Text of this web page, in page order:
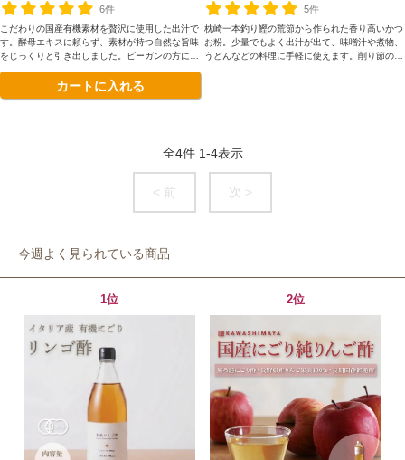
6件
こだわりの国産有機素材を贅沢に使用した出汁で
す。酵母エキスに頼らず、素材が持つ自然な旨味
をじっくりと引き出しました。ビーガンの方にも
おすすめ。毎日の食卓をやさしく支える、体に嬉
しい一品です。
カートに入れる
5件
枕崎一本釣り鰹の荒節から作られた香り高いかつ
お粉。少量でもよく出汁が出て、味噌汁や煮物、
うどんなどの料理に手軽に使えます。削り節の旨
全4件 1-4表示
< 前 次 >
今週よく見られている商品
1位 2位